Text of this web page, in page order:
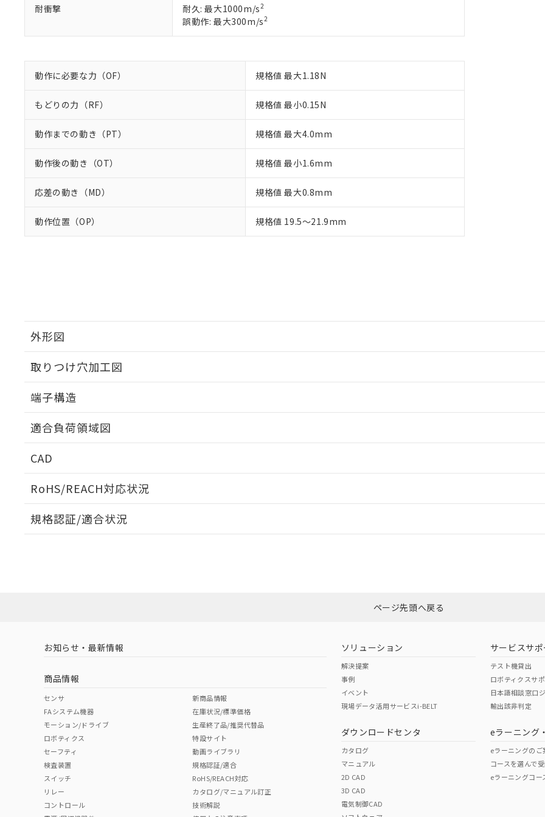
耐衝撃 耐久: 最大1000m/s2
誤動作: 最大300m/s2
動作に必要な力（OF） 規格値 最大1.18N
もどりの力（RF） 規格値 最小0.15N
動作までの動き（PT） 規格値 最大4.0mm
動作後の動き（OT） 規格値 最小1.6mm
応差の動き（MD） 規格値 最大0.8mm
動作位置（OP） 規格値 19.5～21.9mm
外形図
取りつけ穴加工図
端子構造
適合負荷領域図
CAD
RoHS/REACH対応状況
EU RoHS 注意事項・凡例
ダウンロードはこちら
中国 RoHS 注意事項・凡例
中国 RoHS表
Pb Hg Cr(VI)
"対応済み"や非含有の記載がされた商品であっても、流通在庫等で未対応品が混在する可能性があります。
規格認証/適合状況
混在することから備考欄に対応日を記載しておりました。
既に当社にて対応品への在庫切替を完了していることから、特段のことがない限り、
り割愛しております。
ページ先頭へ戻る
お知らせ・最新情報
商品情報
センサ
FAシステム機器
モーション/ドライブ
ロボティクス
セーフティ
検査装置
スイッチ
リレー
コントロール
新商品情報
在庫状況/標準価格
生産終了品/推奨代替品
特設サイト
動画ライブラリ
規格認証/適合
RoHS/REACH対応
カタログ/マニュアル訂正
技術解説
ソリューション
解決提案
事例
イベント
現場データ活用サービスi-BELT
ダウンロードセンタ
カタログ
マニュアル
2D CAD
3D CAD
電気制御CAD
サービスサポ
テスト機貸出
ロボティクスサ
日本語相談窓口
輸出該非判定
eラーニング
eラーニングのご
コースを選んで
eラーニングコー